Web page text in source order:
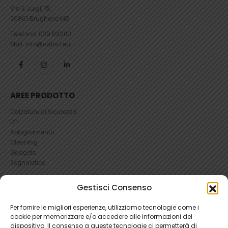
Gestisci Consenso
Per fornire le migliori esperienze, utilizziamo tecnologie come i
cookie per memorizzare e/o accedere alle informazioni del
dispositivo. Il consenso a queste tecnologie ci permetterà di
Via S. Luigi, 15,
20861 Brugherio MB
Telefono: 039 832110
Mail: info@rattisrl.eu
AREE PRODOTTO
Calzature di Sicurezza
DPI
Abbigliamento
Cleaning
Gadgets
Segnaletica
RICHIEDI UN RESO
Condizioni e Resi
FAQ Antinfortunistica